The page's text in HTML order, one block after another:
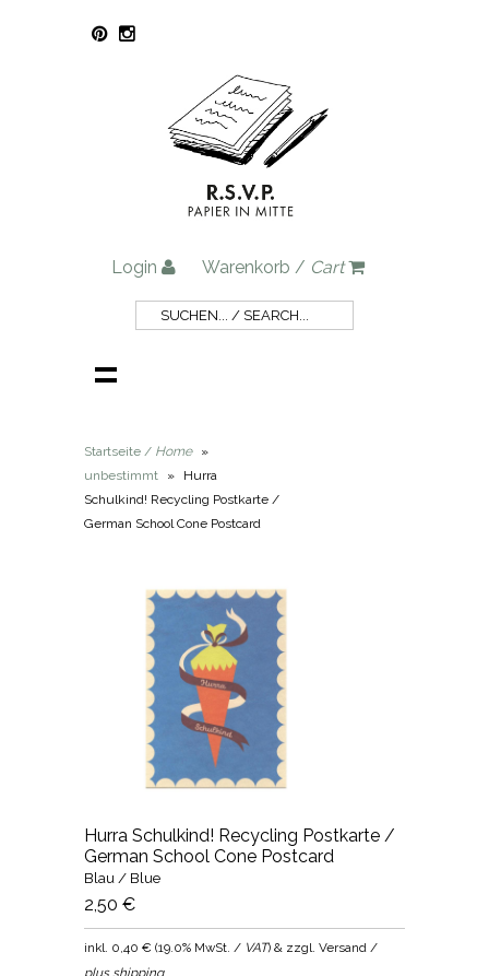
Login Warenkorb / Cart
Startseite / Home
»
unbestimmt
»
Hurra
Schulkind! Recycling Postkarte /
German School Cone Postcard
Hurra Schulkind! Recycling Postkarte /
German School Cone Postcard
Blau / Blue
2,50 €
inkl. 0,40 € (19.0% MwSt. / VAT) & zzgl. Versand /
plus shipping